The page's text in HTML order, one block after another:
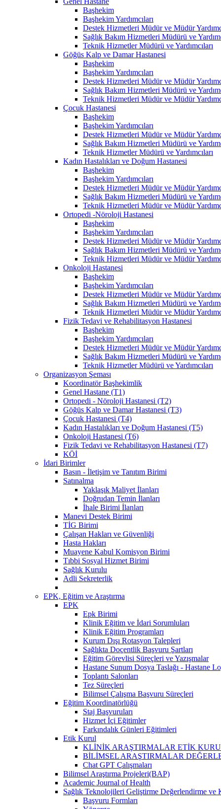
Başhekim
Başhekim Yardımcıları
Destek Hizmetleri Müdür ve Müdür
Sağlık Bakım Hizmetleri Müdürü ve
Teknik Hizmetler Müdürü ve Yardımcıları
Göğüs Kalp ve Damar Hastanesi
Başhekim
Başhekim Yardımcıları
Destek Hizmetleri Müdür ve Müdür
Sağlık Bakım Hizmetleri Müdürü ve
Teknik Hizmetleri Müdür ve Müdür
Çocuk Hastanesi
Başhekim
Başhekim Yardımcıları
Destek Hizmetleri Müdür ve Müdür
Sağlık Bakım Hizmetleri Müdürü ve
Teknik Hizmetler Müdürü ve Yardımcıları
Kadın Hastalıkları ve Doğum Hastanesi
Başhekim
Başhekim Yardımcıları
Destek Hizmetleri Müdür ve Müdür
Sağlık Bakım Hizmetleri Müdürü ve
Teknik Hizmetleri Müdür ve Müdür
Ortopedi -Nöroloji Hastanesi
Başhekim
Başhekim Yardımcıları
Destek Hizmetleri Müdür ve Müdür
Sağlık Bakım Hizmetleri Müdürü ve
Teknik Hizmetleri Müdür ve Müdür
Onkoloji Hastanesi
Başhekim
Başhekim Yardımcıları
Destek Hizmetleri Müdür ve Müdür
Sağlık Bakım Hizmetleri Müdürü ve
Teknik Hizmetleri Müdür ve Müdür
Fizik Tedavi ve Rehabilitasyon Hastanesi
Başhekim
Başhekim Yardımcıları
Destek Hizmetleri Müdür ve Müdür
Sağlık Bakım Hizmetleri Müdürü ve
Teknik Hizmetler Müdürü ve Yardımcıları
Organizasyon Şeması
Koordinatör Başhekimlik
Genel Hastane (T1)
Ortopedi - Nöroloji Hastanesi (T2)
Göğüs Kalp ve Damar Hastanesi (T3)
Çocuk Hastanesi (T4)
Kadın Hastalıkları ve Doğum Hastanesi (T5)
Onkoloji Hastanesi (T6)
Fizik Tedavi ve Rehabilitasyon Hastanesi (T7)
KÖİ
İdari Birimler
Basın - İletişim ve Tanıtım Birimi
Satınalma
Yaklaşık Maliyet İlanları
Doğrudan Temin İlanları
İhale Birimi İlanları
Manevi Destek Birimi
TİG Birimi
Çalışan Hakları ve Güvenliği
Hasta Hakları
Muayene Kabul Komisyon Birimi
Tıbbi Sosyal Hizmet Birimi
Sağlık Kurulu
Adli Sekreterlik
EPK, Eğitim ve Araştırma
EPK
Epk Birimi
Klinik Eğitim ve İdari Sorumluları
Klinik Eğitim Programları
Kurum Dışı Rotasyon Talepleri
Sağlıkta Doçentlik Başvuru Şartları
Eğitim Görevlisi Süreçleri ve Yazışmalar
Hastane Sunum Dosya Taslağı - Hastane
Toplantı Salonları
Tez Süreçleri
Bilimsel Çalışma Başvuru Süreçleri
Eğitim Koordinatörlüğü
Staj Başvuruları
Hizmet İçi Eğitimler
Farkındalık Günleri Eğitimleri
Etik Kurul
KLİNİK ARAŞTIRMALAR ETİK KURUL
BİLİMSEL ARAŞTIRMALAR
Chat GPT Çalışmaları
Bilimsel Araştırma Projeleri(BAP)
Academic Journal of Health
Sağlık Teknolojileri Geliştirme Değerlendirme ve
Başvuru Formları